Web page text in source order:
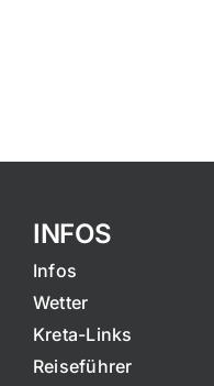
INFOS
Infos
Wetter
Kreta-Links
Reiseführer